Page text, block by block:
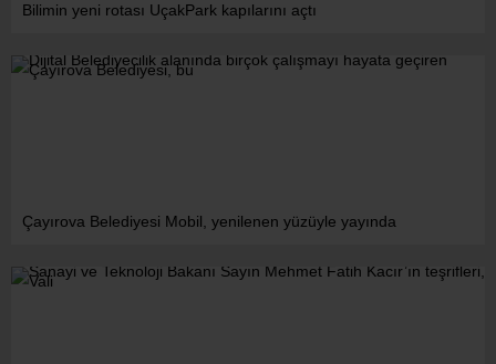
Bilimin yeni rotası UçakPark kapılarını açtı
Çayırova Belediyesi Mobil, yenilenen yüzüyle yayında